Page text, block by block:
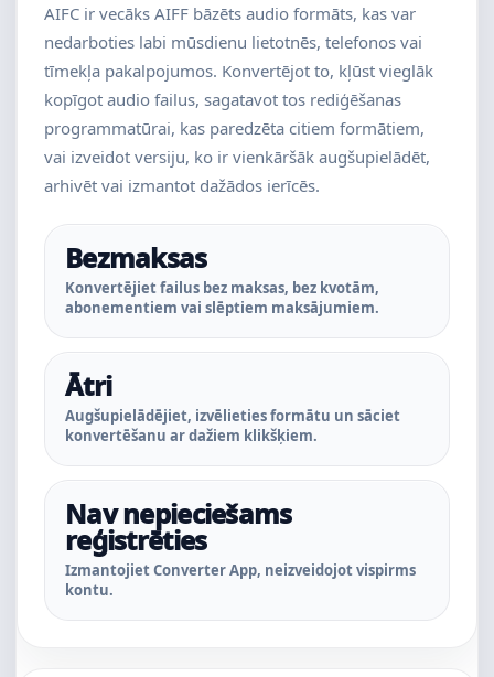
AIFC ir vecāks AIFF bāzēts audio formāts, kas var
nedarboties labi mūsdienu lietotnēs, telefonos vai
tīmekļa pakalpojumos. Konvertējot to, kļūst vieglāk
kopīgot audio failus, sagatavot tos rediģēšanas
programmatūrai, kas paredzēta citiem formātiem,
vai izveidot versiju, ko ir vienkāršāk augšupielādēt,
arhivēt vai izmantot dažādos ierīcēs.
Bezmaksas
Konvertējiet failus bez maksas, bez kvotām,
abonementiem vai slēptiem maksājumiem.
Ātri
Augšupielādējiet, izvēlieties formātu un sāciet
konvertēšanu ar dažiem klikšķiem.
Nav nepieciešams
reģistrēties
Izmantojiet Converter App, neizveidojot vispirms
kontu.